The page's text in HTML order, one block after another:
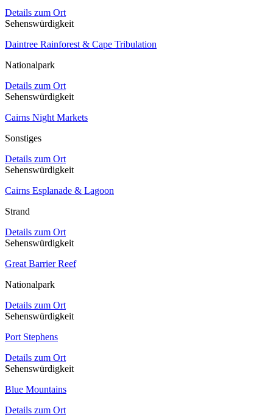
Details zum Ort
Sehenswürdigkeit
Daintree Rainforest & Cape Tribulation
Nationalpark
Details zum Ort
Sehenswürdigkeit
Cairns Night Markets
Sonstiges
Details zum Ort
Sehenswürdigkeit
Cairns Esplanade & Lagoon
Strand
Details zum Ort
Sehenswürdigkeit
Great Barrier Reef
Nationalpark
Details zum Ort
Sehenswürdigkeit
Port Stephens
Details zum Ort
Sehenswürdigkeit
Blue Mountains
Details zum Ort